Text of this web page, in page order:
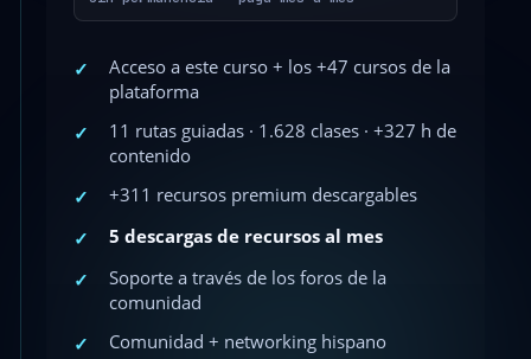
✓
Acceso a este curso + los +47 cursos de la
plataforma
✓
11 rutas guiadas · 1.628 clases · +327 h de
contenido
✓
+311 recursos premium descargables
✓
5 descargas de recursos al mes
✓
Soporte a través de los foros de la
comunidad
✓
Comunidad + networking hispano